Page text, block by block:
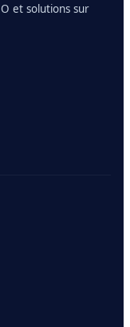
et solutions sur